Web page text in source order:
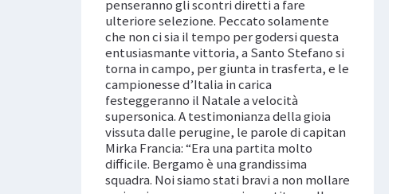
penseranno gli scontri diretti a fare
ulteriore selezione. Peccato solamente
che non ci sia il tempo per godersi questa
entusiasmante vittoria, a Santo Stefano si
torna in campo, per giunta in trasferta, e le
campionesse d’Italia in carica
festeggeranno il Natale a velocità
supersonica. A testimonianza della gioia
vissuta dalle perugine, le parole di capitan
Mirka Francia: “Era una partita molto
difficile. Bergamo è una grandissima
squadra. Noi siamo stati bravi a non mollare